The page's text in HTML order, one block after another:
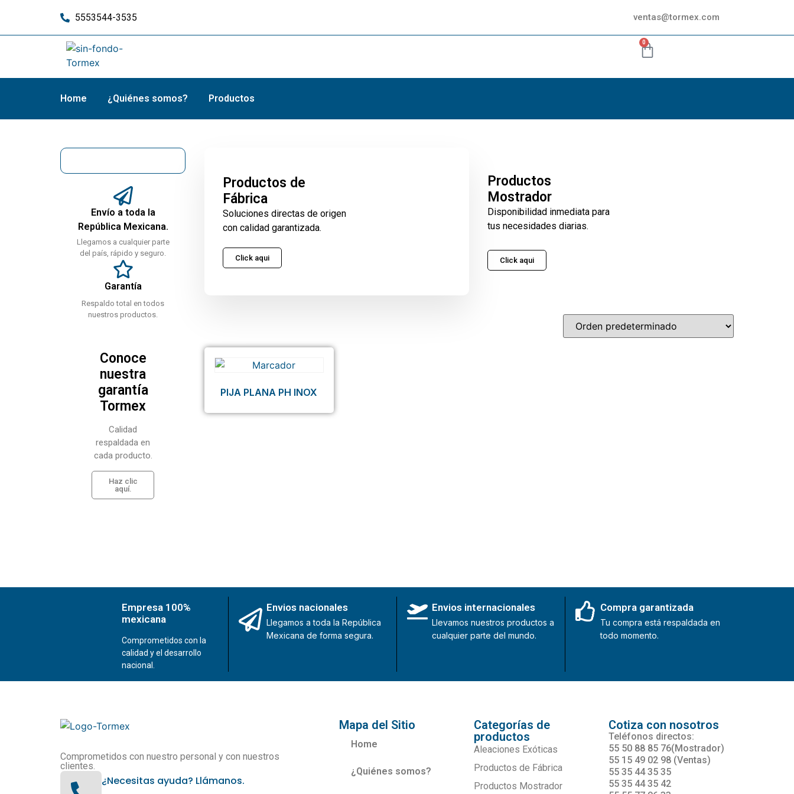
5553544-3535 ventas@tormex.com
0
Home ¿Quiénes somos? Productos
Envío a toda la
República Mexicana.
Llegamos a cualquier parte
del país, rápido y seguro.
Garantía
Respaldo total en todos
nuestros productos.
Conoce
nuestra
garantía
Tormex
Calidad
respaldada en
cada producto.
Haz clic
aquí.
Productos de
Fábrica
Soluciones directas de origen
con calidad garantizada.
Click aqui
Productos
Mostrador
Disponibilidad inmediata para
tus necesidades diarias.
Click aqui
PIJA PLANA PH INOX
Empresa 100%
mexicana
Comprometidos con la
calidad y el desarrollo
nacional.
Envios nacionales
Llegamos a toda la República
Mexicana de forma segura.
Envios internacionales
Llevamos nuestros productos a
cualquier parte del mundo.
Compra garantizada
Tu compra está respaldada en
todo momento.
Comprometidos con nuestro personal y con nuestros
clientes.
¿Necesitas ayuda? Llámanos.
Mapa del Sitio
Home
¿Quiénes somos?
Categorías de
productos
Aleaciones Exóticas
Productos de Fábrica
Productos Mostrador
Cotiza con nosotros
Teléfonos directos:
55 50 88 85 76(Mostrador)
55 15 49 02 98 (Ventas)
55 35 44 35 35
55 35 44 35 42